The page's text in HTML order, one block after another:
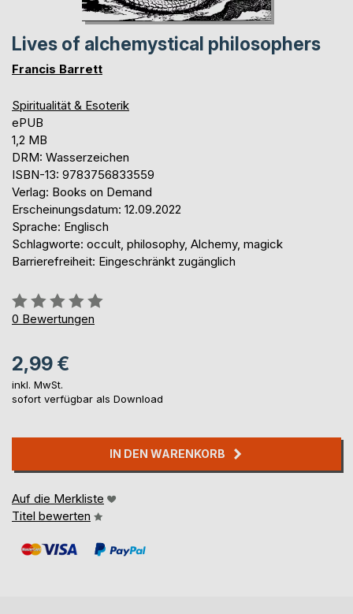
Lives of alchemystical philosophers
Francis Barrett
Spiritualität & Esoterik
ePUB
1,2 MB
DRM: Wasserzeichen
ISBN-13: 9783756833559
Verlag: Books on Demand
Erscheinungsdatum: 12.09.2022
Sprache: Englisch
Schlagworte: occult, philosophy, Alchemy, magick
Barrierefreiheit: Eingeschränkt zugänglich
Bewertung::
0%
0 Bewertungen
2,99 €
inkl. MwSt.
sofort verfügbar als Download
IN DEN WARENKORB
Auf die Merkliste
Titel bewerten